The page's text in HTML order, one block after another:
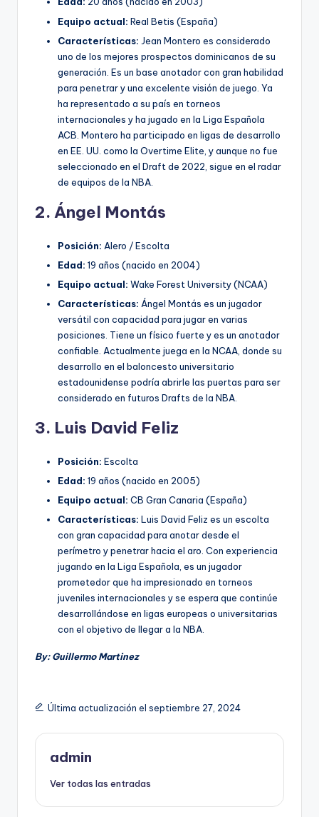
Equipo actual: Real Betis (España)
Características: Jean Montero es considerado
uno de los mejores prospectos dominicanos de su
generación. Es un base anotador con gran habilidad
para penetrar y una excelente visión de juego. Ya
ha representado a su país en torneos
internacionales y ha jugado en la Liga Española
ACB. Montero ha participado en ligas de desarrollo
en EE. UU. como la Overtime Elite, y aunque no fue
seleccionado en el Draft de 2022, sigue en el radar
de equipos de la NBA.
2. Ángel Montás
Posición: Alero / Escolta
Edad: 19 años (nacido en 2004)
Equipo actual: Wake Forest University (NCAA)
Características: Ángel Montás es un jugador
versátil con capacidad para jugar en varias
posiciones. Tiene un físico fuerte y es un anotador
confiable. Actualmente juega en la NCAA, donde su
desarrollo en el baloncesto universitario
estadounidense podría abrirle las puertas para ser
considerado en futuros Drafts de la NBA.
3. Luis David Feliz
Posición: Escolta
Edad: 19 años (nacido en 2005)
Equipo actual: CB Gran Canaria (España)
Características: Luis David Feliz es un escolta
con gran capacidad para anotar desde el
perímetro y penetrar hacia el aro. Con experiencia
jugando en la Liga Española, es un jugador
prometedor que ha impresionado en torneos
juveniles internacionales y se espera que continúe
desarrollándose en ligas europeas o universitarias
con el objetivo de llegar a la NBA.
By: Guillermo Martinez
Última actualización el septiembre 27, 2024
admin
Ver todas las entradas